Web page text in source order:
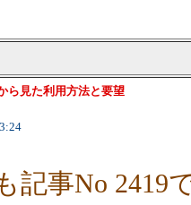
ら見た利用方法と要望
記事No 2419